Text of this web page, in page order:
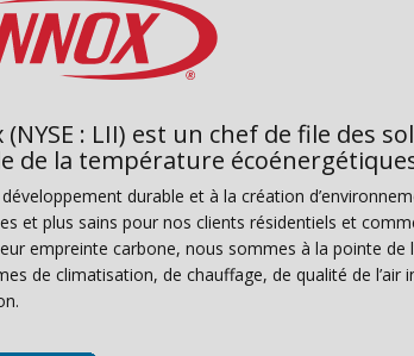
(NYSE : LII) est un chef de file des
de la température
durable et à la création
et plus sains pour nos clients résidentiels et
empreinte carbone, nous sommes à la pointe de
de climatisation, de chauffage, de qualité de l’air